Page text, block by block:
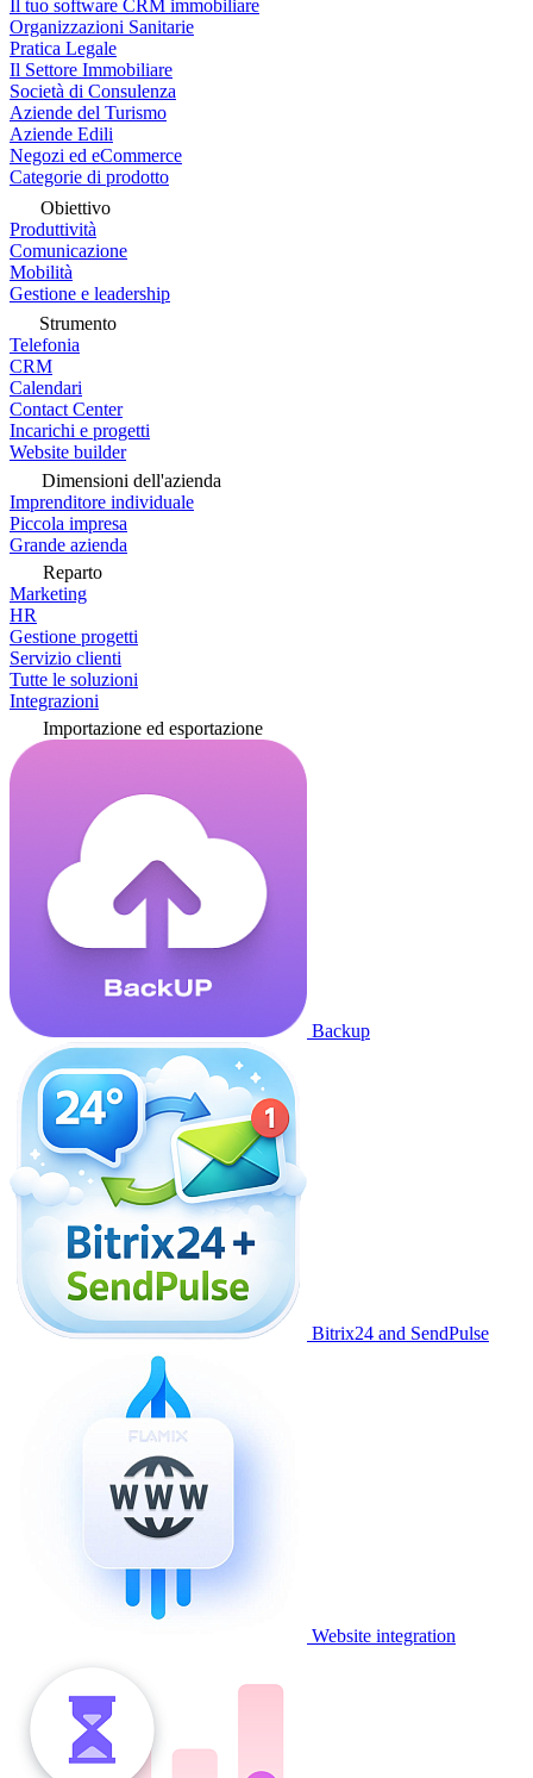
Il tuo software CRM immobiliare
Organizzazioni Sanitarie
Pratica Legale
Il Settore Immobiliare
Società di Consulenza
Aziende del Turismo
Aziende Edili
Negozi ed eCommerce
Categorie di prodotto
Obiettivo
Produttività
Comunicazione
Mobilità
Gestione e leadership
Strumento
Telefonia
CRM
Calendari
Contact Center
Incarichi e progetti
Website builder
Dimensioni dell'azienda
Imprenditore individuale
Piccola impresa
Grande azienda
Reparto
Marketing
HR
Gestione progetti
Servizio clienti
Tutte le soluzioni
Integrazioni
Importazione ed esportazione
Backup
Bitrix24 and SendPulse
Website integration